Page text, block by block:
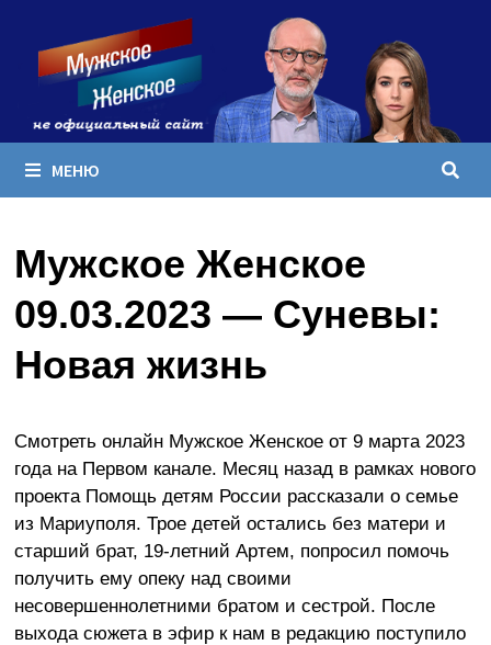
содержимому
МЕНЮ
Мужское Женское
09.03.2023 — Суневы:
Новая жизнь
Смотреть онлайн Мужское Женское от 9 марта 2023
года на Первом канале. Месяц назад в рамках нового
проекта Помощь детям России рассказали о семье
из Мариуполя. Трое детей остались без матери и
старший брат, 19-летний Артем, попросил помочь
получить ему опеку над своими
несовершеннолетними братом и сестрой. После
выхода сюжета в эфир к нам в редакцию поступило